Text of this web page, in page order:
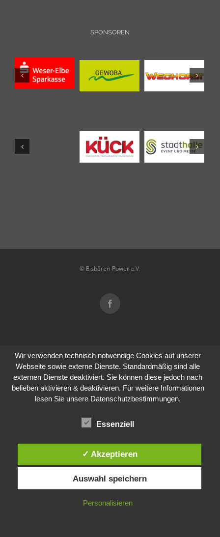
SPONSOREN
© Eisbären-Power e.V.
Wir verwenden technisch notwendige Cookies auf unserer
Webseite sowie externe Dienste. Standardmäßig sind alle
externen Dienste deaktiviert. Sie können diese jedoch nach
belieben aktivieren & deaktivieren. Für weitere Informationen
lesen Sie unsere Datenschutzbestimmungen.
Essenziell
✓ Akzeptieren
Auswahl speichern
Personalisieren